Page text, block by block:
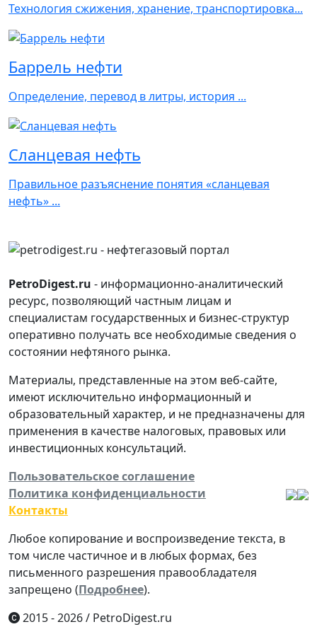
Технология сжижения, хранение, транспортировка...
Баррель нефти
Определение, перевод в литры, история ...
Сланцевая нефть
Правильное разъяснение понятия «сланцевая
нефть» ...
PetroDigest.ru - информационно-аналитический
ресурс, позволяющий частным лицам и
специалистам государственных и бизнес-структур
оперативно получать все необходимые сведения о
состоянии нефтяного рынка.
Материалы, представленные на этом веб-сайте,
имеют исключительно информационный и
образовательный характер, и не предназначены для
применения в качестве налоговых, правовых или
инвестиционных консультаций.
Пользовательское соглашение
Политика конфиденциальности
Контакты
Любое копирование и воспроизведение текста, в
том числе частичное и в любых формах, без
письменного разрешения правообладателя
запрещено (Подробнее).
2015 - 2026/ PetroDigest.ru